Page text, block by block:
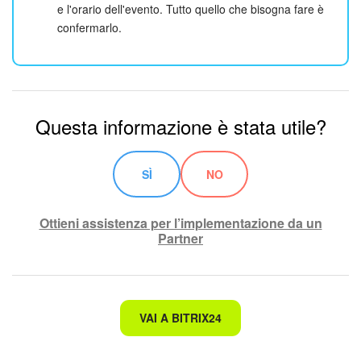
e l'orario dell'evento. Tutto quello che bisogna fare è
confermarlo.
Questa informazione è stata utile?
SÌ NO
Ottieni assistenza per l’implementazione da un
Partner
Non è quello che sto cercando.
VAI A BITRIX24